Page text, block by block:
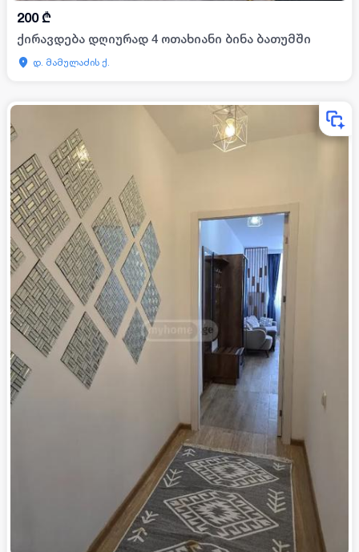
200 ₾
ქირავდება დღიურად 4 ოთახიანი ბინა ბათუმში
დ. მამულაძის ქ.